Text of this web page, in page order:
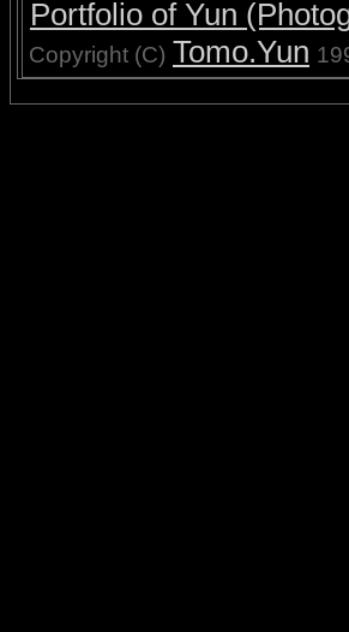
Portfolio of Yun
Copyright (C) Tomo.Yun